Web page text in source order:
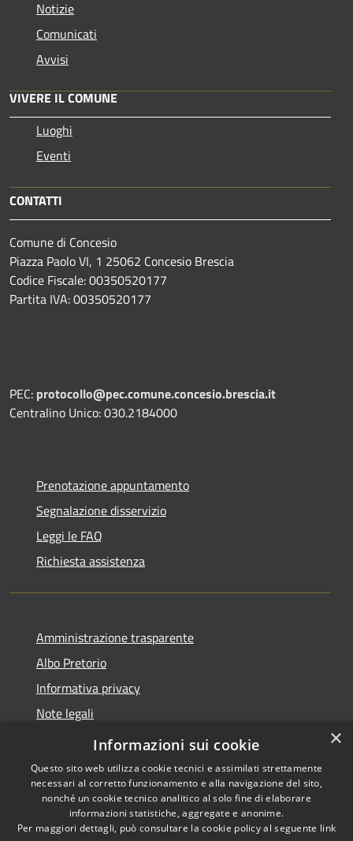
Notizie
Comunicati
Avvisi
VIVERE IL COMUNE
Luoghi
Eventi
CONTATTI
Comune di Concesio
Piazza Paolo VI, 1 25062 Concesio Brescia
Codice Fiscale: 00350520177
Partita IVA: 00350520177
PEC: protocollo@pec.comune.concesio.brescia.it
Centralino Unico: 030.2184000
Prenotazione appuntamento
Segnalazione disservizio
Leggi le FAQ
Richiesta assistenza
Amministrazione trasparente
Albo Pretorio
Informativa privacy
Note legali
Dichiarazione di accessibilità
Accessibilità
Copyright © 2021 •
Comune di Concesio •
×
Informazioni sui cookie
Questo sito web utilizza cookie tecnici e assimilati strettamente
necessari al corretto funzionamento e alla navigazione del sito,
nonché un cookie tecnico analitico al solo fine di elaborare
informazioni statistiche, aggregate e anonime.
Per maggiori dettagli, può consultare la cookie policy al seguente link